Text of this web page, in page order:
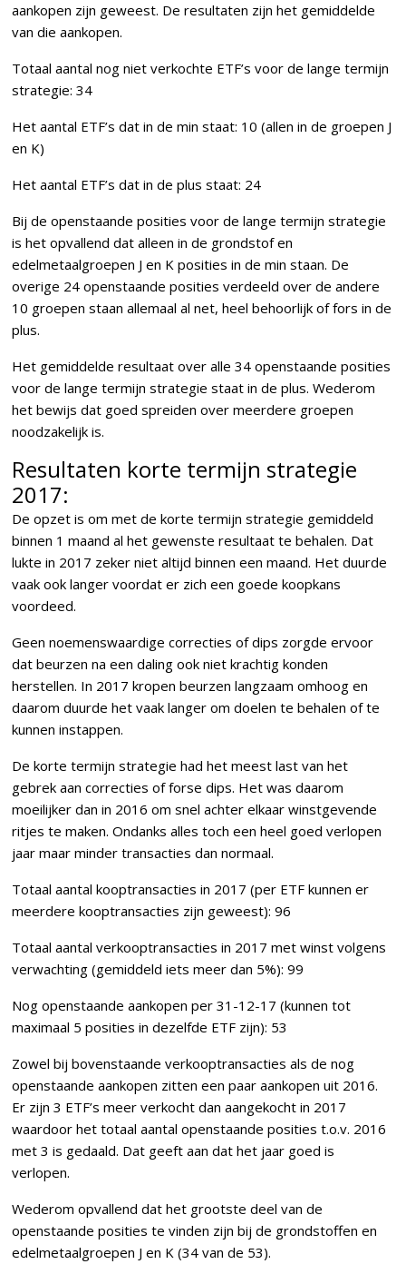
aankopen zijn geweest. De resultaten zijn het gemiddelde
van die aankopen.
Totaal aantal nog niet verkochte ETF’s voor de lange termijn
strategie: 34
Het aantal ETF’s dat in de min staat: 10 (allen in de groepen J
en K)
Het aantal ETF’s dat in de plus staat: 24
Bij de openstaande posities voor de lange termijn strategie
is het opvallend dat alleen in de grondstof en
edelmetaalgroepen J en K posities in de min staan. De
overige 24 openstaande posities verdeeld over de andere
10 groepen staan allemaal al net, heel behoorlijk of fors in de
plus.
Het gemiddelde resultaat over alle 34 openstaande posities
voor de lange termijn strategie staat in de plus. Wederom
het bewijs dat goed spreiden over meerdere groepen
noodzakelijk is.
Resultaten korte termijn strategie
2017:
De opzet is om met de korte termijn strategie gemiddeld
binnen 1 maand al het gewenste resultaat te behalen. Dat
lukte in 2017 zeker niet altijd binnen een maand. Het duurde
vaak ook langer voordat er zich een goede koopkans
voordeed.
Geen noemenswaardige correcties of dips zorgde ervoor
dat beurzen na een daling ook niet krachtig konden
herstellen. In 2017 kropen beurzen langzaam omhoog en
daarom duurde het vaak langer om doelen te behalen of te
kunnen instappen.
De korte termijn strategie had het meest last van het
gebrek aan correcties of forse dips. Het was daarom
moeilijker dan in 2016 om snel achter elkaar winstgevende
ritjes te maken. Ondanks alles toch een heel goed verlopen
jaar maar minder transacties dan normaal.
Totaal aantal kooptransacties in 2017 (per ETF kunnen er
meerdere kooptransacties zijn geweest): 96
Totaal aantal verkooptransacties in 2017 met winst volgens
verwachting (gemiddeld iets meer dan 5%): 99
Nog openstaande aankopen per 31-12-17 (kunnen tot
maximaal 5 posities in dezelfde ETF zijn): 53
Zowel bij bovenstaande verkooptransacties als de nog
openstaande aankopen zitten een paar aankopen uit 2016.
Er zijn 3 ETF’s meer verkocht dan aangekocht in 2017
waardoor het totaal aantal openstaande posities t.o.v. 2016
met 3 is gedaald. Dat geeft aan dat het jaar goed is
verlopen.
Wederom opvallend dat het grootste deel van de
openstaande posities te vinden zijn bij de grondstoffen en
edelmetaalgroepen J en K (34 van de 53).